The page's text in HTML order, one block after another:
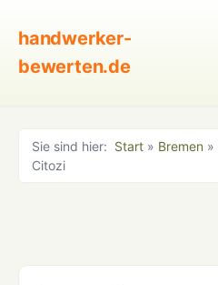
handwerker-
bewerten.de
Sie sind hier: Start » Bremen »
Citozi